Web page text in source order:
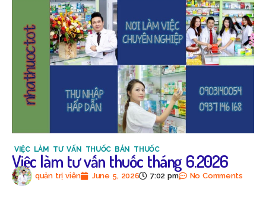
VIỆC LÀM TƯ VẤN THUỐC BÁN THUỐC
Việc làm tư vấn thuốc tháng 6.2026
quản trị viên June 5, 2026 7:02 pm No Comments